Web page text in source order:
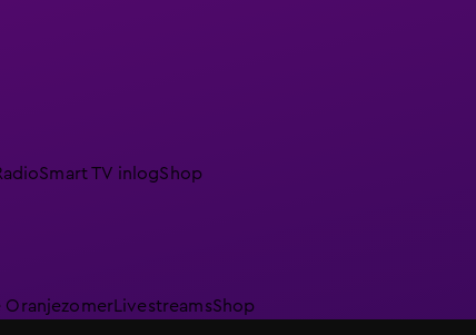
Smart TV inlogShop
Oranjezomer LivestreamsShop